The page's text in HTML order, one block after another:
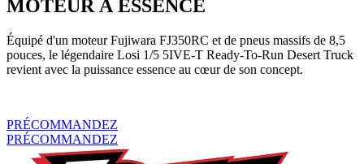
MOTEUR À ESSENCE
Équipé d'un moteur Fujiwara FJ350RC et de pneus massifs de 8,5
pouces, le légendaire Losi 1/5 5IVE-T Ready-To-Run Desert Truck
revient avec la puissance essence au cœur de son concept.
PRÉCOMMANDEZ
PRÉCOMMANDEZ